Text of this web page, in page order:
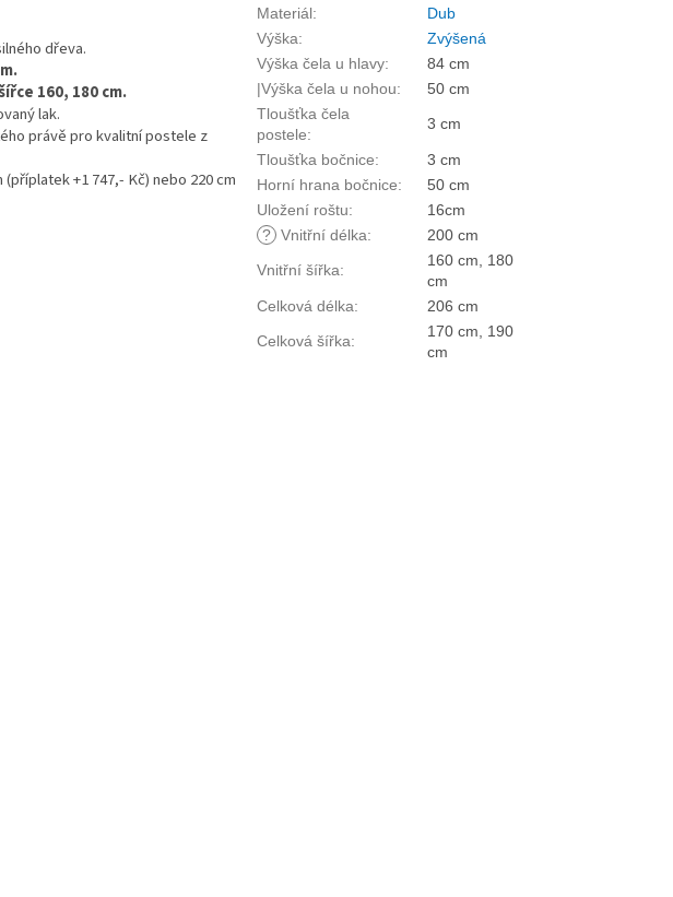
dřeva.
160, 180 cm.
lak.
právě pro kvalitní postele z
+1 747,- Kč) nebo 220 cm
Materiál:
Dub
Výška:
Zvýšená
Výška čela u hlavy:
84 cm
|Výška čela u nohou:
50 cm
Tloušťka čela
postele:
3 cm
Tloušťka bočnice:
3 cm
Horní hrana bočnice:
50 cm
Uložení roštu:
16cm
? Vnitřní délka:
200 cm
Vnitřní šířka:
160 cm, 180
cm
Celková délka:
206 cm
Celková šířka:
170 cm, 190
cm